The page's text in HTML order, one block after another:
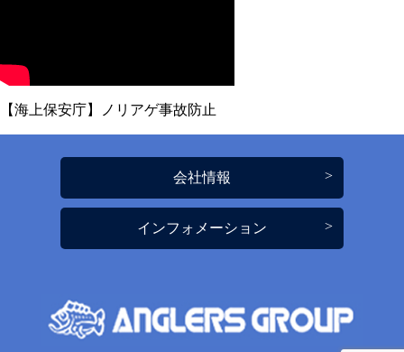
【海上保安庁】ノリアゲ事故防止
会社情報
インフォメーション